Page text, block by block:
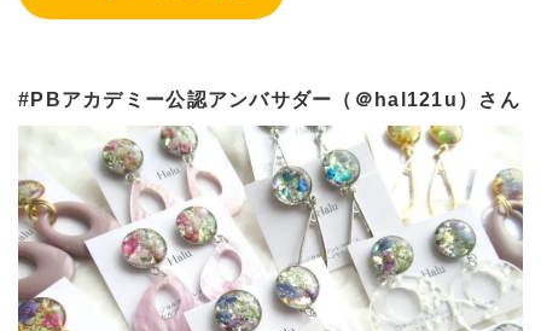
#PBアカデミー公認アンバサダー（＠hal121u）さん